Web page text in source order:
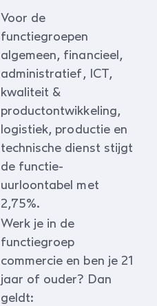
Voor de
functiegroepen
algemeen, financieel,
administratief, ICT,
kwaliteit &
productontwikkeling,
logistiek, productie en
technische dienst stijgt
de functie-
uurloontabel met
2,75%.
Werk je in de
functiegroep
commercie en ben je 21
jaar of ouder? Dan
geldt: